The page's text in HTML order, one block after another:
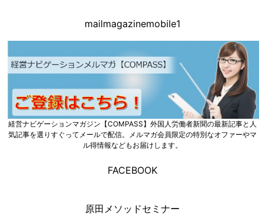
mailmagazinemobile1
経営ナビゲーションマガジン【COMPASS】外国人労働者新聞の最新記事と人
気記事を選りすぐってメールで配信。メルマガ会員限定の特別なオファーやマ
ル得情報などもお届けします。
FACEBOOK
原田メソッドセミナー